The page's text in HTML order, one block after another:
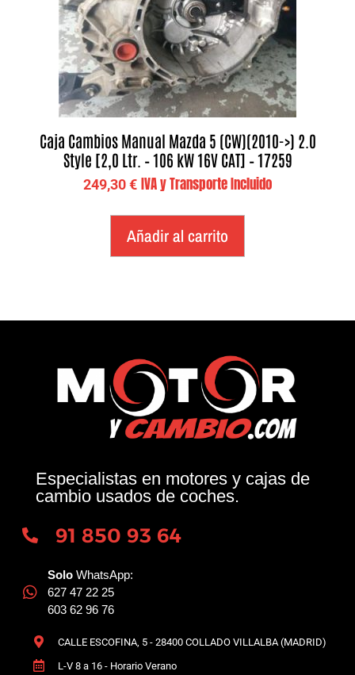
Caja Cambios Manual Mazda 5 (CW)(2010->) 2.0
Style [2,0 Ltr. – 106 kW 16V CAT] – 17259
249,30€ IVA y Transporte Incluido
Añadir al carrito
Especialistas en motores y cajas de
cambio usados de coches.
91 850 93 64
Solo WhatsApp:
627 47 22 25
603 62 96 76
CALLE ESCOFINA, 5 - 28400 COLLADO VILLALBA (MADRID)
L-V 8 a 16 - Horario Verano